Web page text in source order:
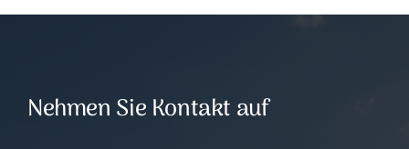
Nehmen Sie Kontakt auf